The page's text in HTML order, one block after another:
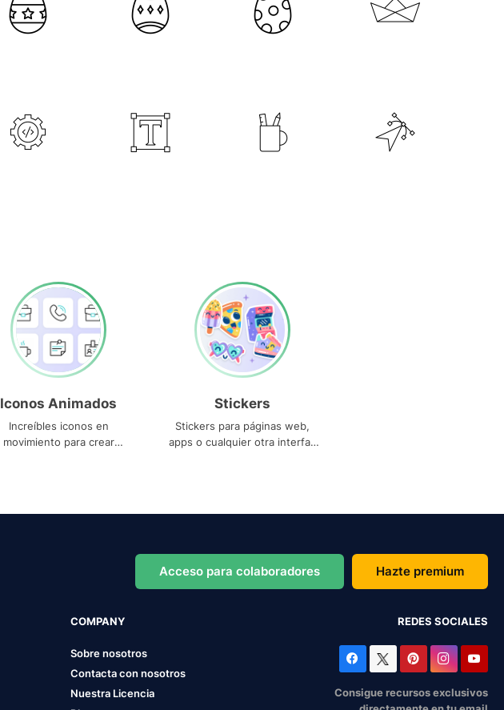
Iconos Animados
Increíbles iconos en
movimiento para crear
Stickers
Stickers para páginas web,
apps o cualquier otra interfaz
Acceso para colaboradores Hazte premium
COMPANY
Sobre nosotros
Contacta con nosotros
Nuestra Licencia
REDES SOCIALES
Consigue recursos exclusivos